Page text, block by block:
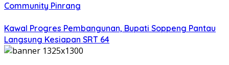
Community Pinrang
Kawal Progres Pembangunan, Bupati Soppeng Pantau
Langsung Kesiapan SRT 64